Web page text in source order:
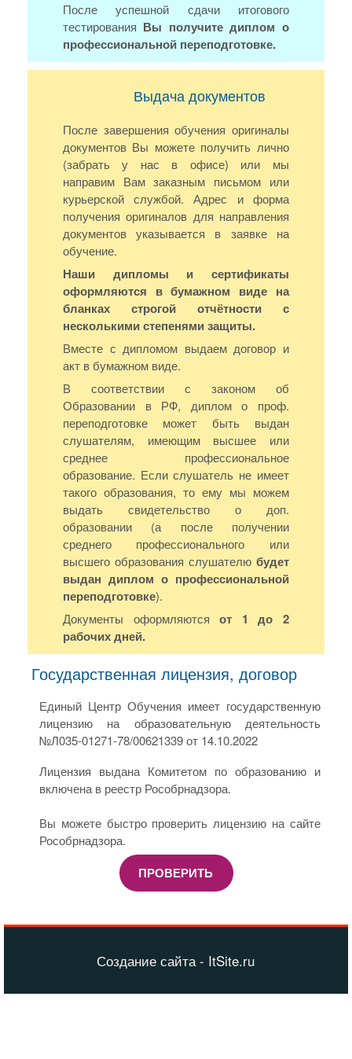
После успешной сдачи итогового
тестирования Вы получите диплом о
профессиональной переподготовке.
Выдача документов
После завершения обучения оригиналы
документов Вы можете получить лично
(забрать у нас в офисе) или мы
направим Вам заказным письмом или
курьерской службой. Адрес и форма
получения оригиналов для направления
документов указывается в заявке на
обучение.
Наши дипломы и сертификаты
оформляются в бумажном виде на
бланках строгой отчётности с
несколькими степенями защиты.
Вместе с дипломом выдаем договор и
акт в бумажном виде.
В соответствии с законом об
Образовании в РФ, диплом о проф.
переподготовке может быть выдан
слушателям, имеющим высшее или
среднее профессиональное
образование. Если слушатель не имеет
такого образования, то ему мы можем
выдать свидетельство о доп.
образовании (а после получении
среднего профессионального или
высшего образования слушателю будет
выдан диплом о профессиональной
переподготовке).
Документы оформляютсяот 1 до 2
рабочих дней.
Государственная лицензия, договор
Единый Центр Обучения имеет государственную
лицензию на образовательную деятельность
№Л035-01271-78/00621339 от 14.10.2022
Лицензия выдана Комитетом по образованию и
включена в реестр Рособрнадзора.
Вы можете быстро проверить лицензию на сайте
Рособрнадзора.
ПРОВЕРИТЬ
Создание сайта - ItSite.ru